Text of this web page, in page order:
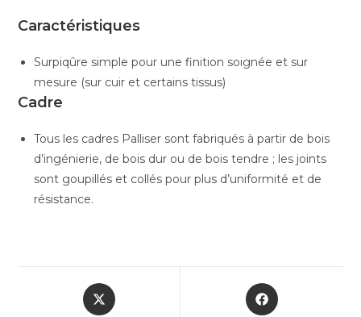
Caractéristiques
Surpiqûre simple pour une finition soignée et sur
mesure (sur cuir et certains tissus)
Cadre
Tous les cadres Palliser sont fabriqués à partir de bois
d’ingénierie, de bois dur ou de bois tendre ; les joints
sont goupillés et collés pour plus d’uniformité et de
résistance.